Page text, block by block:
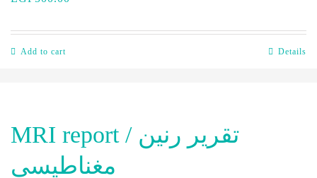
Add to cart Details
MRI report / تقرير رنين
مغناطيسى